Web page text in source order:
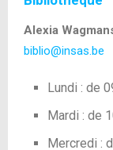
Alexia
biblio@insas.be
Lundi : de
Mardi : de
Mercredi :